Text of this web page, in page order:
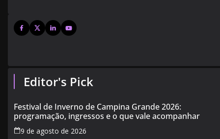
Editor's Pick
Festival de Inverno de Campina Grande 2026:
programação, ingressos e o que vale acompanhar
9 de agosto de 2026